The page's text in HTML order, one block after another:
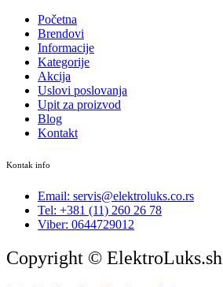
Početna
Brendovi
Informacije
Kategorije
Akcija
Uslovi poslovanja
Upit za proizvod
Blog
Kontakt
Kontak info
Email: servis@elektroluks.co.rs
Tel: +381 (11) 260 26 78
Viber: 0644729012
Copyright ©